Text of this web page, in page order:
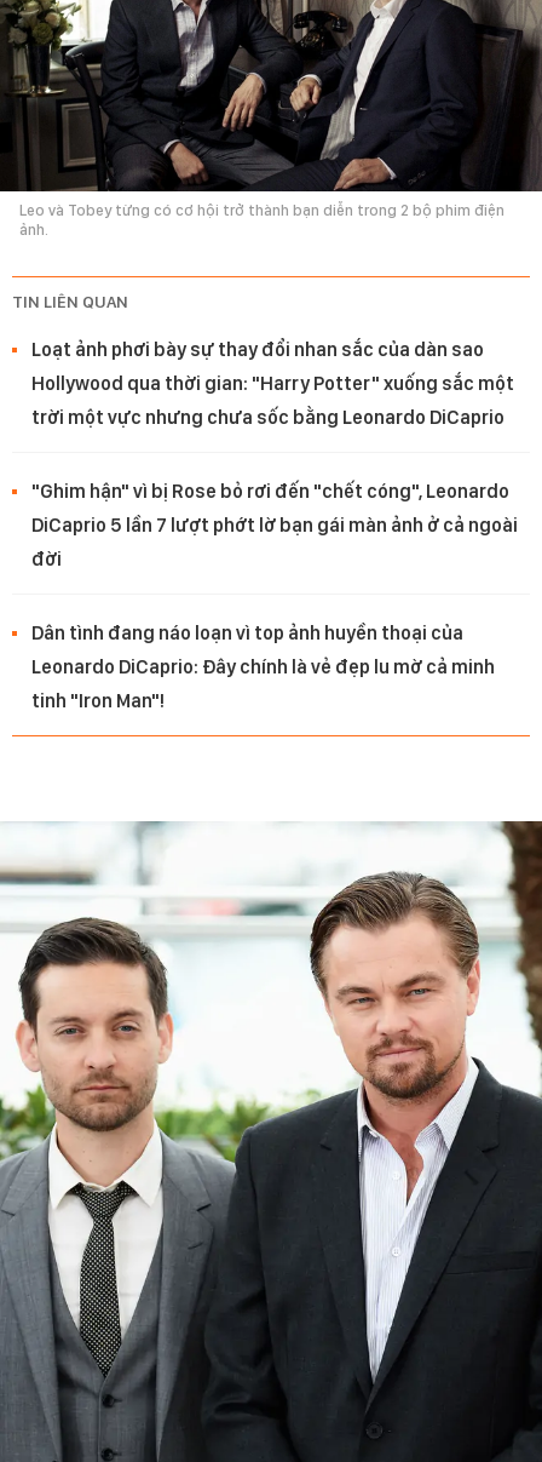
Leo và Tobey từng có cơ hội trở thành bạn diễn trong 2 bộ phim điện
ảnh.
TIN LIÊN QUAN
Loạt ảnh phơi bày sự thay đổi nhan sắc của dàn sao
Hollywood qua thời gian: "Harry Potter" xuống sắc một
trời một vực nhưng chưa sốc bằng Leonardo DiCaprio
"Ghim hận" vì bị Rose bỏ rơi đến "chết cóng", Leonardo
DiCaprio 5 lần 7 lượt phớt lờ bạn gái màn ảnh ở cả ngoài
đời
Dân tình đang náo loạn vì top ảnh huyền thoại của
Leonardo DiCaprio: Đây chính là vẻ đẹp lu mờ cả minh
tinh "Iron Man"!